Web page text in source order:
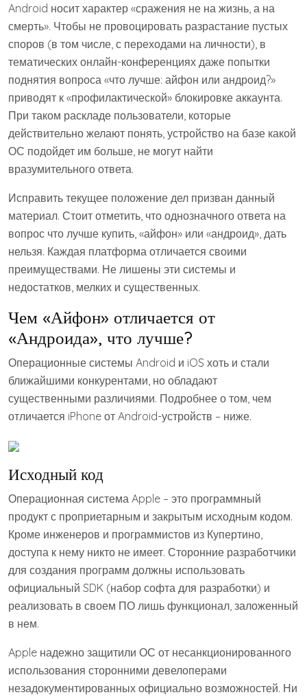
Android носит характер «сражения не на жизнь, а на
смерть». Чтобы не провоцировать разрастание пустых
споров (в том числе, с переходами на личности), в
тематических онлайн-конференциях даже попытки
поднятия вопроса «что лучше: айфон или андроид?»
приводят к «профилактической» блокировке аккаунта.
При таком раскладе пользователи, которые
действительно желают понять, устройство на базе какой
ОС подойдет им больше, не могут найти
вразумительного ответа.
Исправить текущее положение дел призван данный
материал. Стоит отметить, что однозначного ответа на
вопрос что лучше купить, «айфон» или «андроид», дать
нельзя. Каждая платформа отличается своими
преимуществами. Не лишены эти системы и
недостатков, мелких и существенных.
Чем «Айфон» отличается от
«Андроида», что лучше?
Операционные системы Android и iOS хоть и стали
ближайшими конкурентами, но обладают
существенными различиями. Подробнее о том, чем
отличается iPhone от Android-устройств – ниже.
Исходный код
Операционная система Apple – это программный
продукт с проприетарным и закрытым исходным кодом.
Кроме инженеров и программистов из Купертино,
доступа к нему никто не имеет. Сторонние разработчики
для создания программ должны использовать
официальный SDK (набор софта для разработки) и
реализовать в своем ПО лишь функционал, заложенный
в нем.
Apple надежно защитили ОС от несанкционированного
использования сторонними девелоперами
незадокументированных официально возможностей. Ни